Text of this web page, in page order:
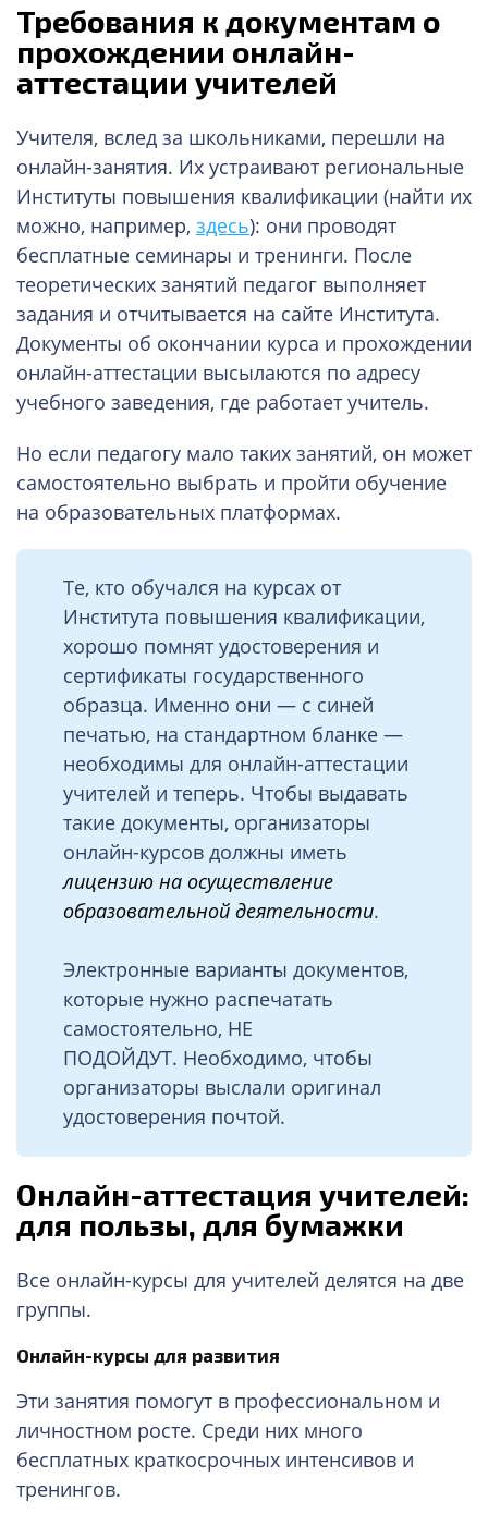
Требования к документам о
прохождении онлайн-
аттестации учителей
Учителя, вслед за школьниками, перешли на
онлайн-занятия. Их устраивают региональные
Институты повышения квалификации (найти их
можно, например, здесь): они проводят
бесплатные семинары и тренинги. После
теоретических занятий педагог выполняет
задания и отчитывается на сайте Института.
Документы об окончании курса и прохождении
онлайн-аттестации высылаются по адресу
учебного заведения, где работает учитель.
Но если педагогу мало таких занятий, он может
самостоятельно выбрать и пройти обучение
на образовательных платформах.
Те, кто обучался на курсах от
Института повышения квалификации,
хорошо помнят удостоверения и
сертификаты государственного
образца. Именно они — с синей
печатью, на стандартном бланке —
необходимы для онлайн-аттестации
учителей и теперь. Чтобы выдавать
такие документы, организаторы
онлайн-курсов должны иметь
лицензию на осуществление
образовательной деятельности.
Электронные варианты документов,
которые нужно распечатать
самостоятельно, НЕ
ПОДОЙДУТ. Необходимо, чтобы
организаторы выслали оригинал
удостоверения почтой.
Онлайн-аттестация учителей:
для пользы, для бумажки
Все онлайн-курсы для учителей делятся на две
группы.
Онлайн-курсы для развития
Эти занятия помогут в профессиональном и
личностном росте. Среди них много
бесплатных краткосрочных интенсивов и
тренингов.